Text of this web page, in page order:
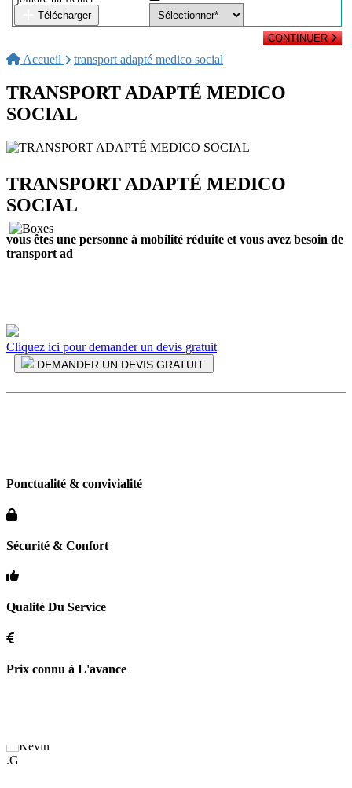
Télécharger
CONTINUER
Accueil transport adapté medico social
TRANSPORT ADAPTÉ MEDICO
SOCIAL
TRANSPORT ADAPTÉ MEDICO
SOCIAL
vous êtes une personne à mobilité réduite et vous avez besoin de
transport adapté
Cliquez ici pour demander un devis gratuit
DEMANDER UN DEVIS GRATUIT
Ponctualité & convivialité
Sécurité & Confort
Qualité Du Service
Prix connu à L'avance